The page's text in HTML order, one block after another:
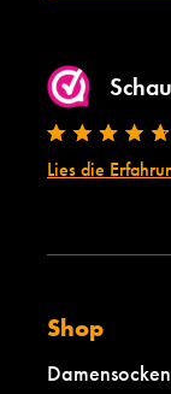
Lies die
Shop
Damensocken